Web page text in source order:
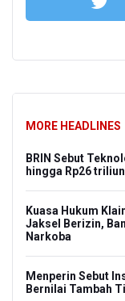
MORE HEADLINES
BRIN Sebut
hingga Rp26 triliun
Kuasa Hukum
Jaksel Berizin,
Narkoba
Menperin Sebut
Bernilai Tambah